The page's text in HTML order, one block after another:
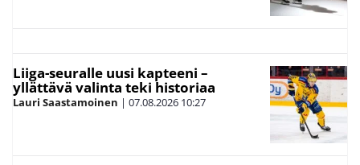
Liiga-seuralle uusi kapteeni –
yllättävä valinta teki historiaa
Lauri Saastamoinen | 07.08.2026 10:27